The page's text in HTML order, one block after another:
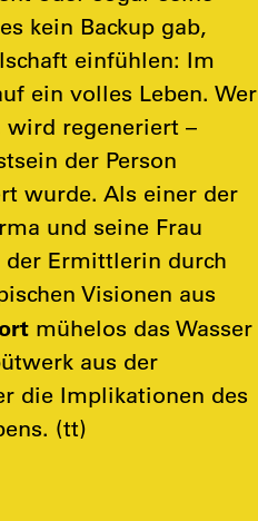
kein Backup gab,
einfühlen: Im
ein volles Leben. Wer
wird regeneriert –
der Person
wurde. Als einer der
und seine Frau
Ermittlerin durch
Visionen aus
mühelos das Wasser
aus der
die Implikationen des
(tt)